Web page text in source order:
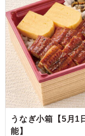
ありダイエット中
喜んでおられまし
文させて頂きます。
ご利用シーン：会食
東京都千代田区神田駿
うなぎ小箱【5月1
能】